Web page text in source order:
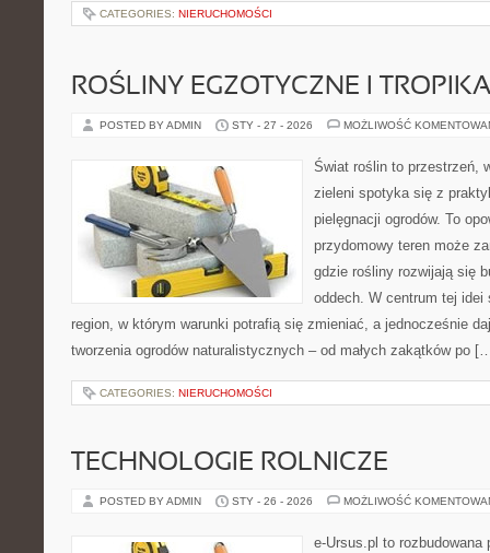
CATEGORIES: NIERUCHOMOŚCI
ROŚLINY EGZOTYCZNE I
POSTED BY ADMIN STY - 27 - 2026 MOŻLIWOŚĆ
Świat roślin to przestrzeń,
zieleni spotyka się z
pielęgnacji ogrodów. To
przydomowy teren może
gdzie rośliny rozwijają się
oddech. W centrum tej
region, w którym warunki potrafią się zmieniać, a jednocześnie
tworzenia ogrodów naturalistycznych – od małych zakątków po
CATEGORIES: NIERUCHOMOŚCI
TECHNOLOGIE ROLNICZE
POSTED BY ADMIN STY - 26 - 2026 MOŻLIWOŚĆ
e-Ursus.pl to rozbudowana